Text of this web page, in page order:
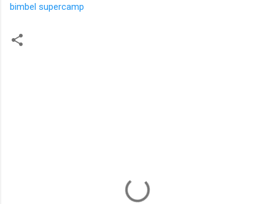
bimbel supercamp